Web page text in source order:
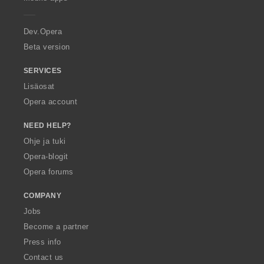
a
Dev.Opera
Beta version
SERVICES
Lisäosat
Opera account
NEED HELP?
Ohje ja tuki
Opera-blogit
Opera forums
COMPANY
Jobs
Become a partner
Press info
Contact us